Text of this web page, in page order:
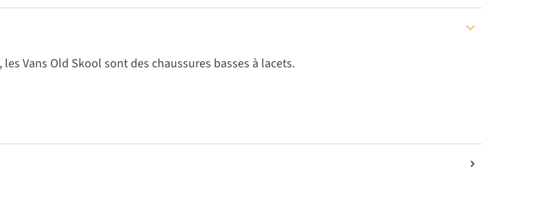
Vans Old Skool sont des chaussures basses à lacets.